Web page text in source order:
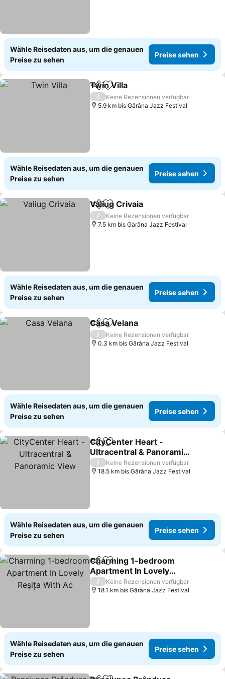
Wähle Reisedaten aus, um die genauen
Preise zu sehen
Preise sehen
TeilenZu Favoriten hinzufügen
Twin Villa
/
Keine Rezensionen verfügbar
5.9 km bis Gărâna Jazz Festival
Wähle Reisedaten aus, um die genauen
Preise zu sehen
Preise sehen
TeilenZu Favoriten hinzufügen
Valiug Crivaia
/
Keine Rezensionen verfügbar
7.5 km bis Gărâna Jazz Festival
Wähle Reisedaten aus, um die genauen
Preise zu sehen
Preise sehen
TeilenZu Favoriten hinzufügen
Casa Velana
/
Keine Rezensionen verfügbar
0.3 km bis Gărâna Jazz Festival
Wähle Reisedaten aus, um die genauen
Preise zu sehen
Preise sehen
TeilenZu Favoriten hinzufügen
CityCenter Heart -
Ultracentral & Panoramic
View
/
Keine Rezensionen verfügbar
18.5 km bis Gărâna Jazz Festival
Wähle Reisedaten aus, um die genauen
Preise zu sehen
Preise sehen
TeilenZu Favoriten hinzufügen
Charming 1-bedroom
Apartment In Lovely
Reșița With Ac
/
Keine Rezensionen verfügbar
18.1 km bis Gărâna Jazz Festival
Wähle Reisedaten aus, um die genauen
Preise zu sehen
Preise sehen